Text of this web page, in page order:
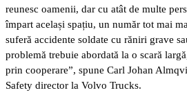
reunesc oamenii, dar cu atât de multe
împart același spațiu, un număr tot mai
suferă accidente soldate cu răniri grave
problemă trebuie abordată la o scară
prin cooperare”, spune Carl Johan
Safety director la Volvo Trucks.